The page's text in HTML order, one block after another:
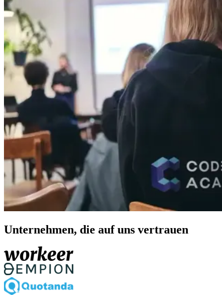
Unternehmen, die auf uns vertrauen